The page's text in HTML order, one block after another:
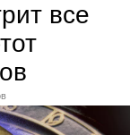
все